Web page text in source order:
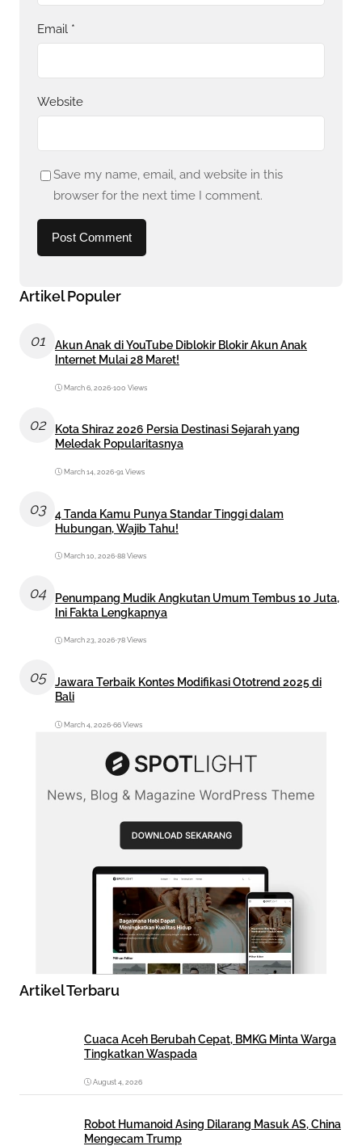
Email *
Website
Save my name, email, and website in this
browser for the next time I comment.
Artikel Populer
01
Akun Anak di YouTube Diblokir Blokir Akun Anak
Internet Mulai 28 Maret!
March 6, 2026•100 Views
02
Kota Shiraz 2026 Persia Destinasi Sejarah yang
Meledak Popularitasnya
March 14, 2026•91 Views
03
4 Tanda Kamu Punya Standar Tinggi dalam
Hubungan, Wajib Tahu!
March 10, 2026•88 Views
04
Penumpang Mudik Angkutan Umum Tembus 10 Juta,
Ini Fakta Lengkapnya
March 23, 2026•78 Views
05
Jawara Terbaik Kontes Modifikasi Ototrend 2025 di
Bali
March 4, 2026•66 Views
Artikel Terbaru
Cuaca Aceh Berubah Cepat, BMKG Minta Warga
Tingkatkan Waspada
August 4, 2026
Robot Humanoid Asing Dilarang Masuk AS, China
Mengecam Trump